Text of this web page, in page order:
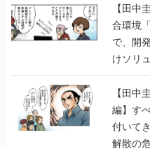
【田中
合環境
で、開
けソリ
に行っ
【田中
編】す
付いて
解散の